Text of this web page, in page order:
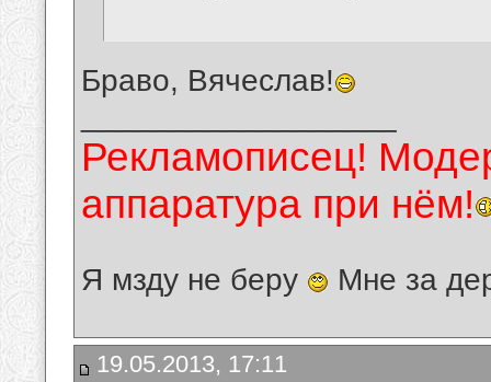
Браво, Вячеслав!
Рекламописец!
аппаратура при нём!
Я мзду не беру Мне за
19.05.2013, 17:11